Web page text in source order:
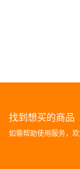
找到想买的商品
如需帮助使用服务，